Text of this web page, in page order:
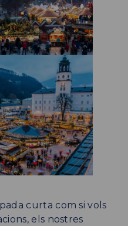
curta com si vols
els nostres